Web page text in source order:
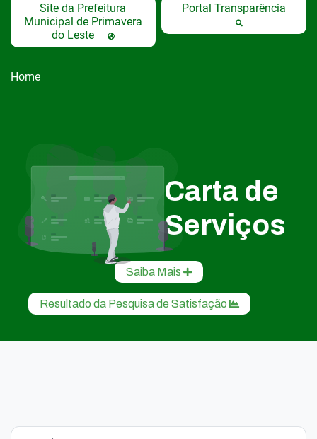
Site da Prefeitura
Municipal de Primavera
do Leste
Portal Transparência
Home
Carta de
Serviços
Saiba Mais
Resultado da Pesquisa de Satisfação